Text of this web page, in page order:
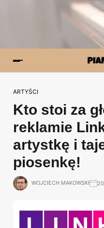
ARTYŚCI
Kto stoi za
reklamie
artystkę i
piosenkę!
WOJCIECH MAKOWSKI